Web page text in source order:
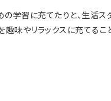
の学習に充てたりと、生活
味やリラックスに充てるこ